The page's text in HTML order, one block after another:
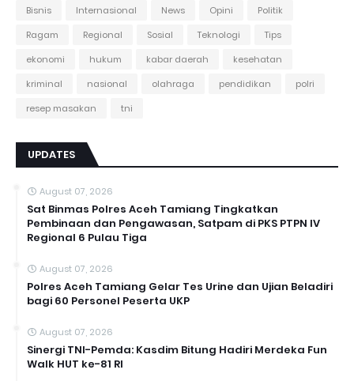
Bisnis Internasional News Opini
Politik
Ragam
Regional Sosial Teknologi
Tips
ekonomi
hukum kabar daerah
kesehatan
kriminal
nasional olahraga pendidikan
polri
resep masakan
tni
UPDATES
August 07, 2026
Sat Binmas Polres Aceh Tamiang Tingkatkan
Pembinaan dan Pengawasan, Satpam di PKS PTPN IV
Regional 6 Pulau Tiga
August 07, 2026
Polres Aceh Tamiang Gelar Tes Urine dan Ujian Beladiri
bagi 60 Personel Peserta UKP
August 07, 2026
Sinergi TNI-Pemda: Kasdim Bitung Hadiri Merdeka Fun
Walk HUT ke-81 RI